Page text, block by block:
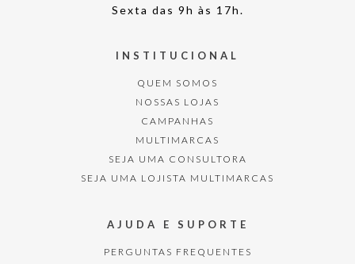
Sexta das 9h às 17h.
INSTITUCIONAL
QUEM SOMOS
NOSSAS LOJAS
CAMPANHAS
MULTIMARCAS
SEJA UMA CONSULTORA
SEJA UMA LOJISTA MULTIMARCAS
AJUDA E SUPORTE
PERGUNTAS FREQUENTES